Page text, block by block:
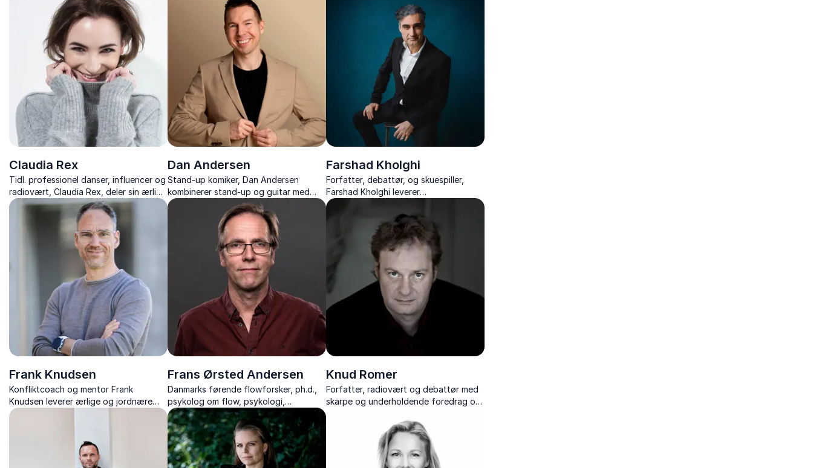
og fællesskab.
Claudia Rex
Tidl. professionel danser, influencer og
radiovært, Claudia Rex, deler sin ærlige
historie om succes, psykisk sygdom og
livsmod i inspirerende og gribende
Dan Andersen
Stand-up komiker, Dan Andersen
kombinerer stand-up og guitar med
personlige historier, og balancerer
humor, musik og sårbar ærlighed.
Farshad Kholghi
Forfatter, debattør, og skuespiller,
Farshad Kholghi leverer
tankevækkende og underholdende
foredrag om kulturmøder, selvudvikling
og integration.
Frank Knudsen
Konfliktcoach og mentor Frank
Knudsen leverer ærlige og jordnære
foredrag om konflikthåndtering,
Frans Ørsted Andersen
Danmarks førende flowforsker, ph.d.,
psykolog om flow, psykologi,
uddannelse og veje til mental
robusthed.
Knud Romer
Forfatter, radiovært og debattør med
skarpe og underholdende foredrag om
livsstil, kultur, branding og samfundets
udvikling.